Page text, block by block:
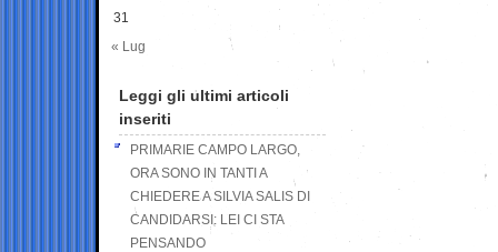
31
« Lug
Leggi gli ultimi articoli
inseriti
PRIMARIE CAMPO LARGO,
ORA SONO IN TANTI A
CHIEDERE A SILVIA SALIS DI
CANDIDARSI: LEI CI STA
PENSANDO